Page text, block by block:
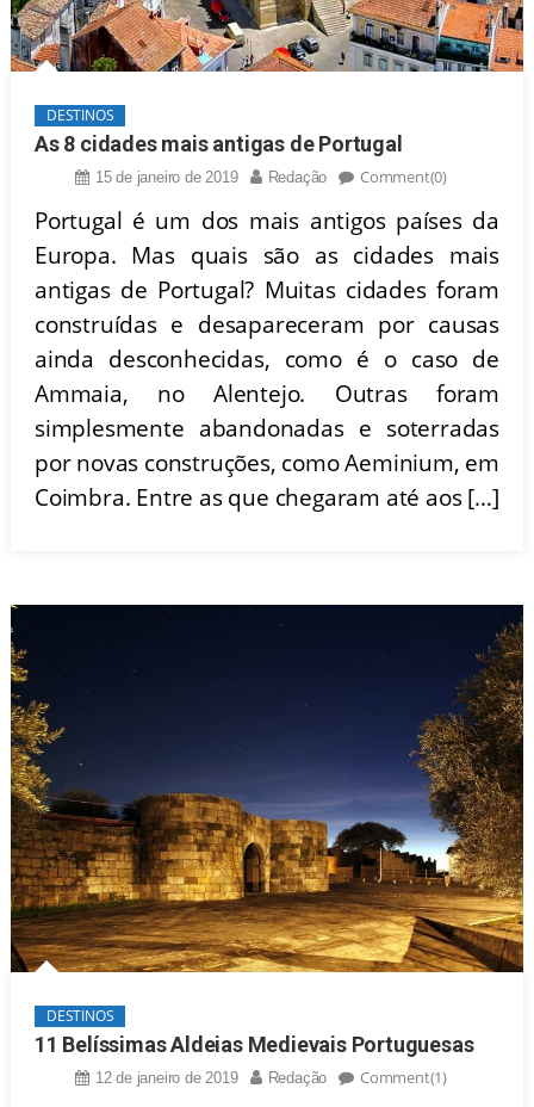
DESTINOS
As 8 cidades mais antigas de Portugal
15 de janeiro de 2019 Redação Comment(0)
Portugal é um dos mais antigos países da
Europa. Mas quais são as cidades mais
antigas de Portugal? Muitas cidades foram
construídas e desapareceram por causas
ainda desconhecidas, como é o caso de
Ammaia, no Alentejo. Outras foram
simplesmente abandonadas e soterradas
por novas construções, como Aeminium, em
Coimbra. Entre as que chegaram até aos […]
DESTINOS
11 Belíssimas Aldeias Medievais Portuguesas
12 de janeiro de 2019 Redação Comment(1)